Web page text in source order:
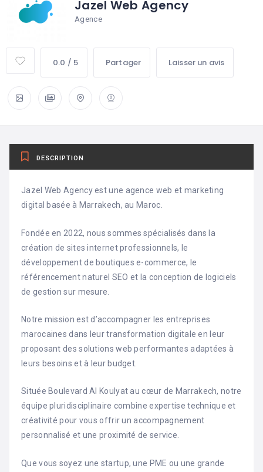
Jazel Web Agency
Agence
0.0 / 5 Partager Laisser un avis
DESCRIPTION
Jazel Web Agency est une agence web et marketing
digital basée à Marrakech, au Maroc.
Fondée en 2022, nous sommes spécialisés dans la
création de sites internet professionnels, le
développement de boutiques e-commerce, le
référencement naturel SEO et la conception de logiciels
de gestion sur mesure.
Notre mission est d’accompagner les entreprises
marocaines dans leur transformation digitale en leur
proposant des solutions web performantes adaptées à
leurs besoins et à leur budget.
Située Boulevard Al Koulyat au cœur de Marrakech, notre
équipe pluridisciplinaire combine expertise technique et
créativité pour vous offrir un accompagnement
personnalisé et une proximité de service.
Que vous soyez une startup, une PME ou une grande